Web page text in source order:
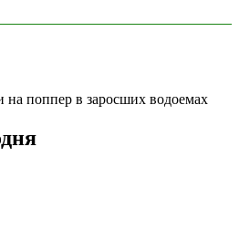
поппер в заросших водоемах